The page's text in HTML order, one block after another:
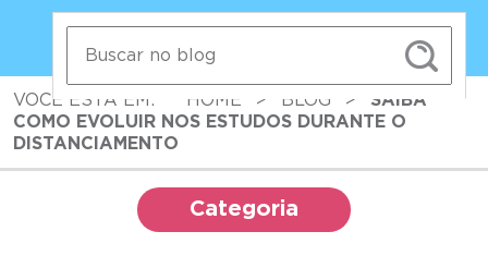
VOCÊ ESTÁ EM: HOME > BLOG >
SAIBA
COMO EVOLUIR NOS ESTUDOS DURANTE O
DISTANCIAMENTO
Categoria